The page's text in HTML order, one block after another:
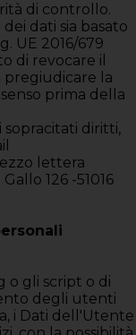
di controllo.
dati sia basato
UE 2016/679
di revocare il
pregiudicare la
prima della
sopracitati diritti,
lettera
126 -51016
o gli script o di
degli utenti
i Dati dell'Utente